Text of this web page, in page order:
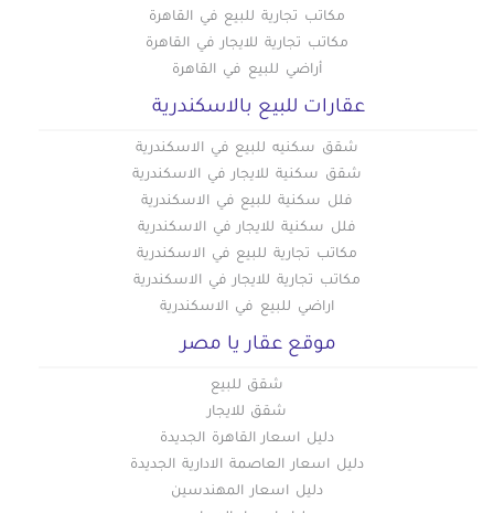
مكاتب تجارية للبيع في القاهرة
مكاتب تجارية للايجار في القاهرة
أراضي للبيع في القاهرة
عقارات للبيع بالاسكندرية
شقق سكنيه للبيع في الاسكندرية
شقق سكنية للايجار في الاسكندرية
فلل سكنية للبيع في الاسكندرية
فلل سكنية للايجار في الاسكندرية
مكاتب تجارية للبيع في الاسكندرية
مكاتب تجارية للايجار في الاسكندرية
اراضي للبيع في الاسكندرية
موقع عقار يا مصر
شقق للبيع
شقق للايجار
دليل اسعار القاهرة الجديدة
دليل اسعار العاصمة الادارية الجديدة
دليل اسعار المهندسين